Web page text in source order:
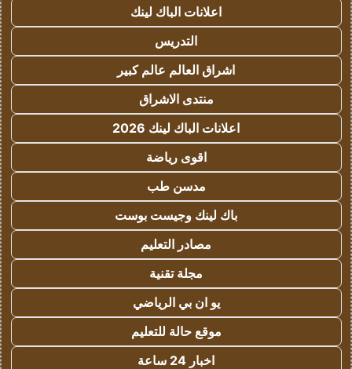
اعلانات الباك لينك
التدريس
اشراق العالم عالم كبير
منتدى الاشراق
اعلانات الباك لينك 2026
اقوى رياضة
مدسن طب
باك لينك وجيست بوست
مصادر التعليم
مجلة تقنية
يو ان بي الرياضي
موقع حالة للتعليم
اخبار 24 ساعة